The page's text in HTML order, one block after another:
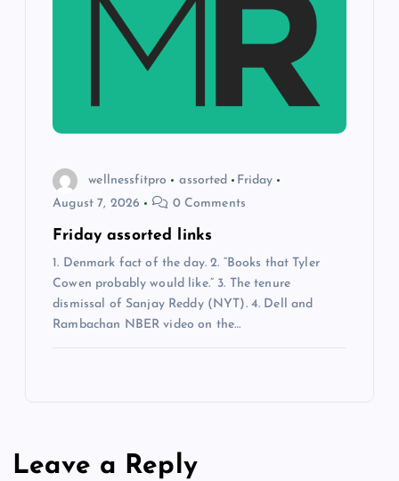
wellnessfitpro assorted
Friday
August 7, 2026
0 Comments
Friday assorted links
1. Denmark fact of the day. 2. “Books that Tyler
Cowen probably would like.” 3. The tenure
dismissal of Sanjay Reddy (NYT). 4. Dell and
Rambachan NBER video on the…
Leave a Reply